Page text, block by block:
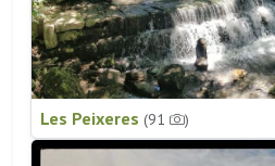
Les Peixeres (91 )